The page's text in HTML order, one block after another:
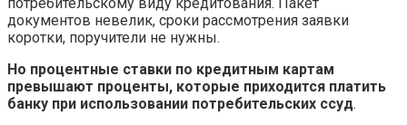
документов невелик, сроки рассмотрения заявки
коротки, поручители не нужны.
Но процентные ставки по кредитным картам
превышают проценты, которые приходится платить
банку при использовании потребительских ссуд.